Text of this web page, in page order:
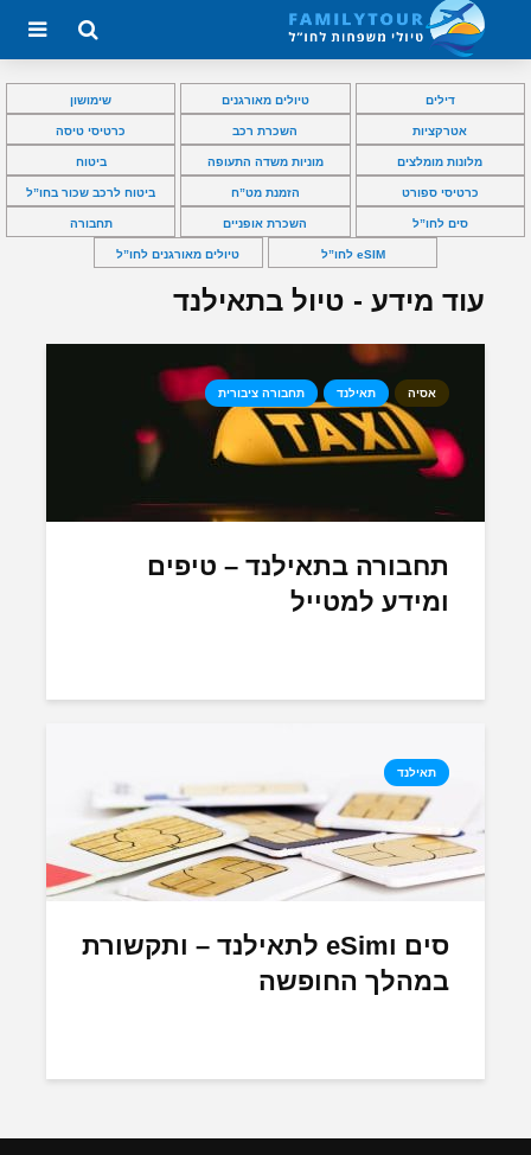
דילים טיולים מאורגנים שימושון
אטרקציות השכרת רכב כרטיסי טיסה
מלונות מומלצים מוניות משדה התעופה ביטוח
כרטיסי ספורט הזמנת מט”ח ביטוח לרכב שכור בחו”ל
סים לחו”ל השכרת אופניים תחבורה
eSIM לחו”ל טיולים מאורגנים לחו”ל
עוד מידע - טיול בתאילנד
אסיה תאילנד תחבורה ציבורית
תחבורה בתאילנד – טיפים
ומידע למטייל
תאילנד
סים וeSim לתאילנד – ותקשורת
במהלך החופשה